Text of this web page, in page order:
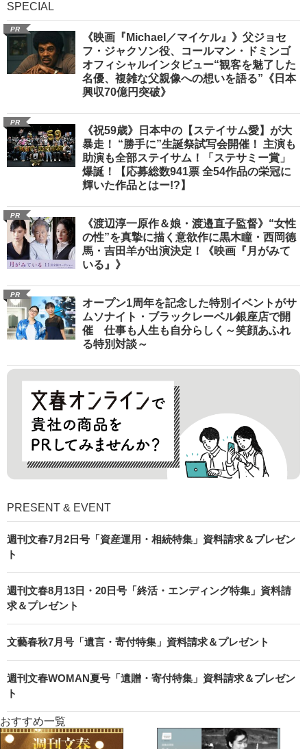
SPECIAL
PR
《映画『Michael／マイケル』》父ジョセ
フ・ジャクソン役、コールマン・ドミンゴ
オフィシャルインタビュー“観客を魅了した
名優、複雑な父親像への想いを語る”《日本
興収70億円突破》
PR
《祝59歳》日本中の【ステイサム愛】が大
暴走！ “勝手に”生誕祭試写会開催！ 主演も
助演も全部ステイサム！「ステサミー賞」
爆誕！【応募総数941票 全54作品の栄冠に
輝いた作品とはー!?】
PR
《渡辺淳一原作＆娘・渡邉直子監督》“女性
の性”を真摯に描く意欲作に黒木瞳・西岡德
馬・吉田羊が出演決定！《映画『月がみて
いる』》
PR
オープン1周年を記念した特別イベントがサ
ムソナイト・ブラックレーベル銀座店で開
催 仕事も人生も自分らしく～笑顔あふれ
る特別対談～
PRESENT & EVENT
週刊文春7月2日号「資産運用・相続特集」資料請求＆プレゼン
ト
週刊文春8月13日・20日号「終活・エンディング特集」資料請
求＆プレゼント
文藝春秋7月号「遺言・寄付特集」資料請求＆プレゼント
週刊文春WOMAN夏号「遺贈・寄付特集」資料請求＆プレゼン
ト
おすすめ一覧